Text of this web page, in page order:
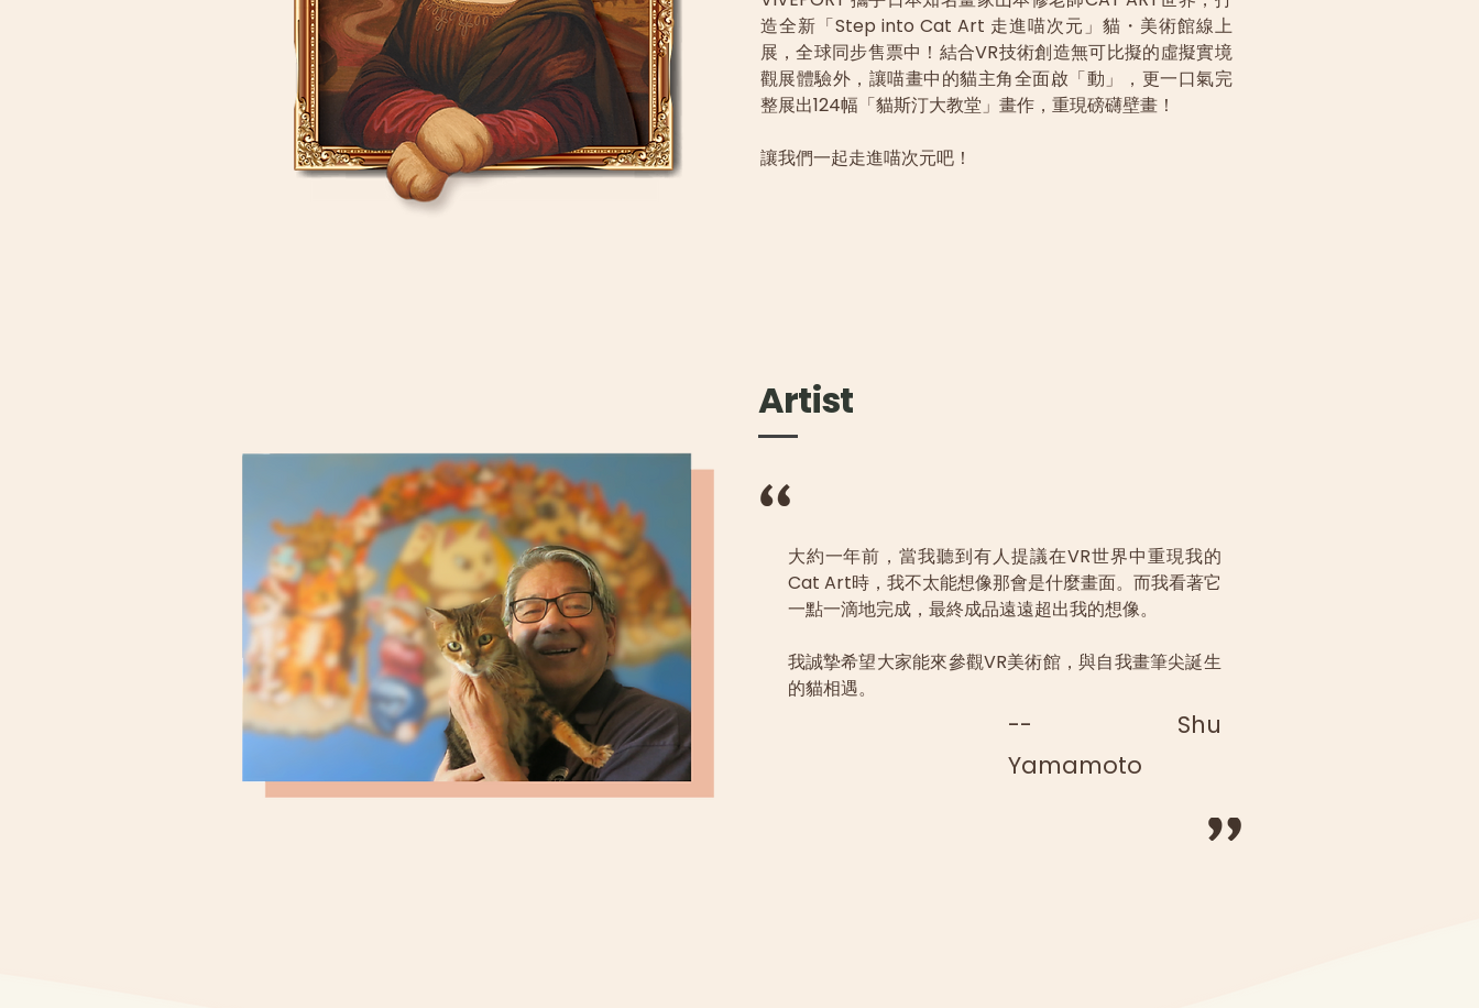
造全新「Step into Cat Art 走進喵次元」貓・美術館線上
展，全球同步售票中！結合VR技術創造無可比擬的虛擬實境
觀展體驗外，讓喵畫中的貓主角全面啟「動」，更一口氣完
整展出124幅「貓斯汀大教堂」畫作，重現磅礴壁畫！
讓我們一起走進喵次元吧！
Artist
大約一年前，當我聽到有人提議在VR世界中重現我的
Cat Art時，我不太能想像那會是什麼畫面。而我看著它
一點一滴地完成，最終成品遠遠超出我的想像。
我誠摯希望大家能來參觀VR美術館，與自我畫筆尖誕生
的貓相遇。
-- Shu
Yamamoto